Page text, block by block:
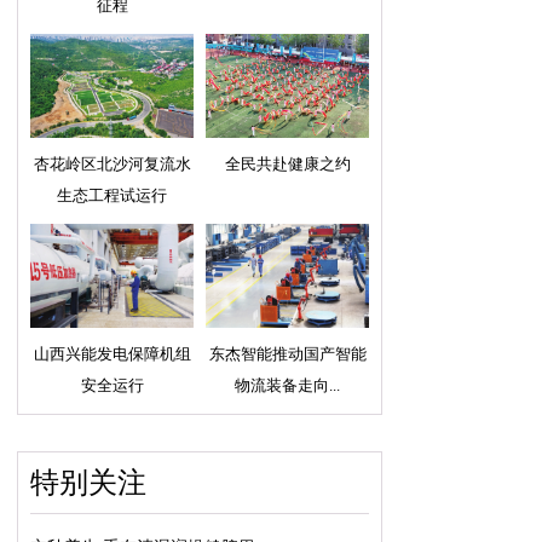
征程
杏花岭区北沙河复流水
生态工程试运行
全民共赴健康之约
山西兴能发电保障机组
安全运行
东杰智能推动国产智能
物流装备走向...
特别关注